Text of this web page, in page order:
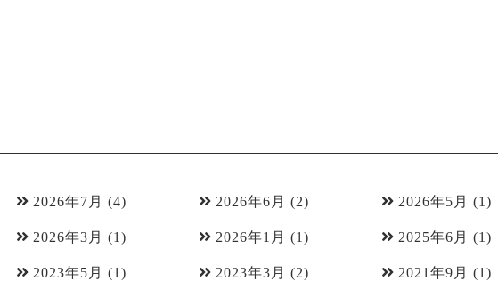
2026年7月 (4) 2026年6月 (2) 2026年5月 (1)
2026年3月 (1) 2026年1月 (1) 2025年6月 (1)
2023年5月 (1) 2023年3月 (2) 2021年9月 (1)